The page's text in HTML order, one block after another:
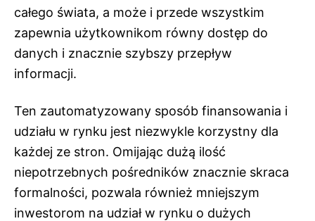
całego świata, a może i przede wszystkim
zapewnia użytkownikom równy dostęp do
danych i znacznie szybszy przepływ
informacji.
Ten zautomatyzowany sposób finansowania i
udziału w rynku jest niezwykle korzystny dla
każdej ze stron. Omijając dużą ilość
niepotrzebnych pośredników znacznie skraca
formalności, pozwala również mniejszym
inwestorom na udział w rynku o dużych